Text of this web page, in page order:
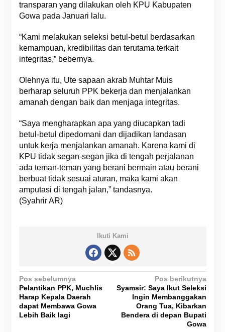
transparan yang dilakukan oleh KPU Kabupaten
Gowa pada Januari lalu.
“Kami melakukan seleksi betul-betul berdasarkan
kemampuan, kredibilitas dan terutama terkait
integritas,” bebernya.
Olehnya itu, Ute sapaan akrab Muhtar Muis
berharap seluruh PPK bekerja dan menjalankan
amanah dengan baik dan menjaga integritas.
“Saya mengharapkan apa yang diucapkan tadi
betul-betul dipedomani dan dijadikan landasan
untuk kerja menjalankan amanah. Karena kami di
KPU tidak segan-segan jika di tengah perjalanan
ada teman-teman yang berani bermain atau berani
berbuat tidak sesuai aturan, maka kami akan
amputasi di tengah jalan,” tandasnya.
(Syahrir AR)
Ikuti Kami
N
a
v
i
Pos sebelumnya
Pelantikan PPK, Muchlis
Harap Kepala Daerah
dapat Membawa Gowa
Lebih Baik lagi
Pos berikutnya
Syamsir: Saya Ikut Seleksi
Ingin Membanggakan
Orang Tua, Kibarkan
Bendera di depan Bupati
Gowa